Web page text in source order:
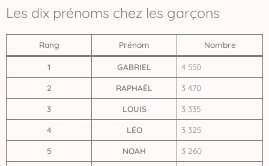
Les dix prénoms chez les garçons
Rang Prénom Nombre
1 GABRIEL 4 550
2 RAPHAËL 3 470
3 LOUIS 3 335
4 LÉO 3 325
5 NOAH 3 260